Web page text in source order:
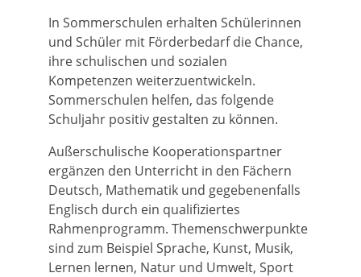
In Sommerschulen erhalten Schülerinnen
und Schüler mit Förderbedarf die Chance,
ihre schulischen und sozialen
Kompetenzen weiterzuentwickeln.
Sommerschulen helfen, das folgende
Schuljahr positiv gestalten zu können.
Außerschulische Kooperationspartner
ergänzen den Unterricht in den Fächern
Deutsch, Mathematik und gegebenenfalls
Englisch durch ein qualifiziertes
Rahmenprogramm. Themenschwerpunkte
sind zum Beispiel Sprache, Kunst, Musik,
Lernen lernen, Natur und Umwelt, Sport